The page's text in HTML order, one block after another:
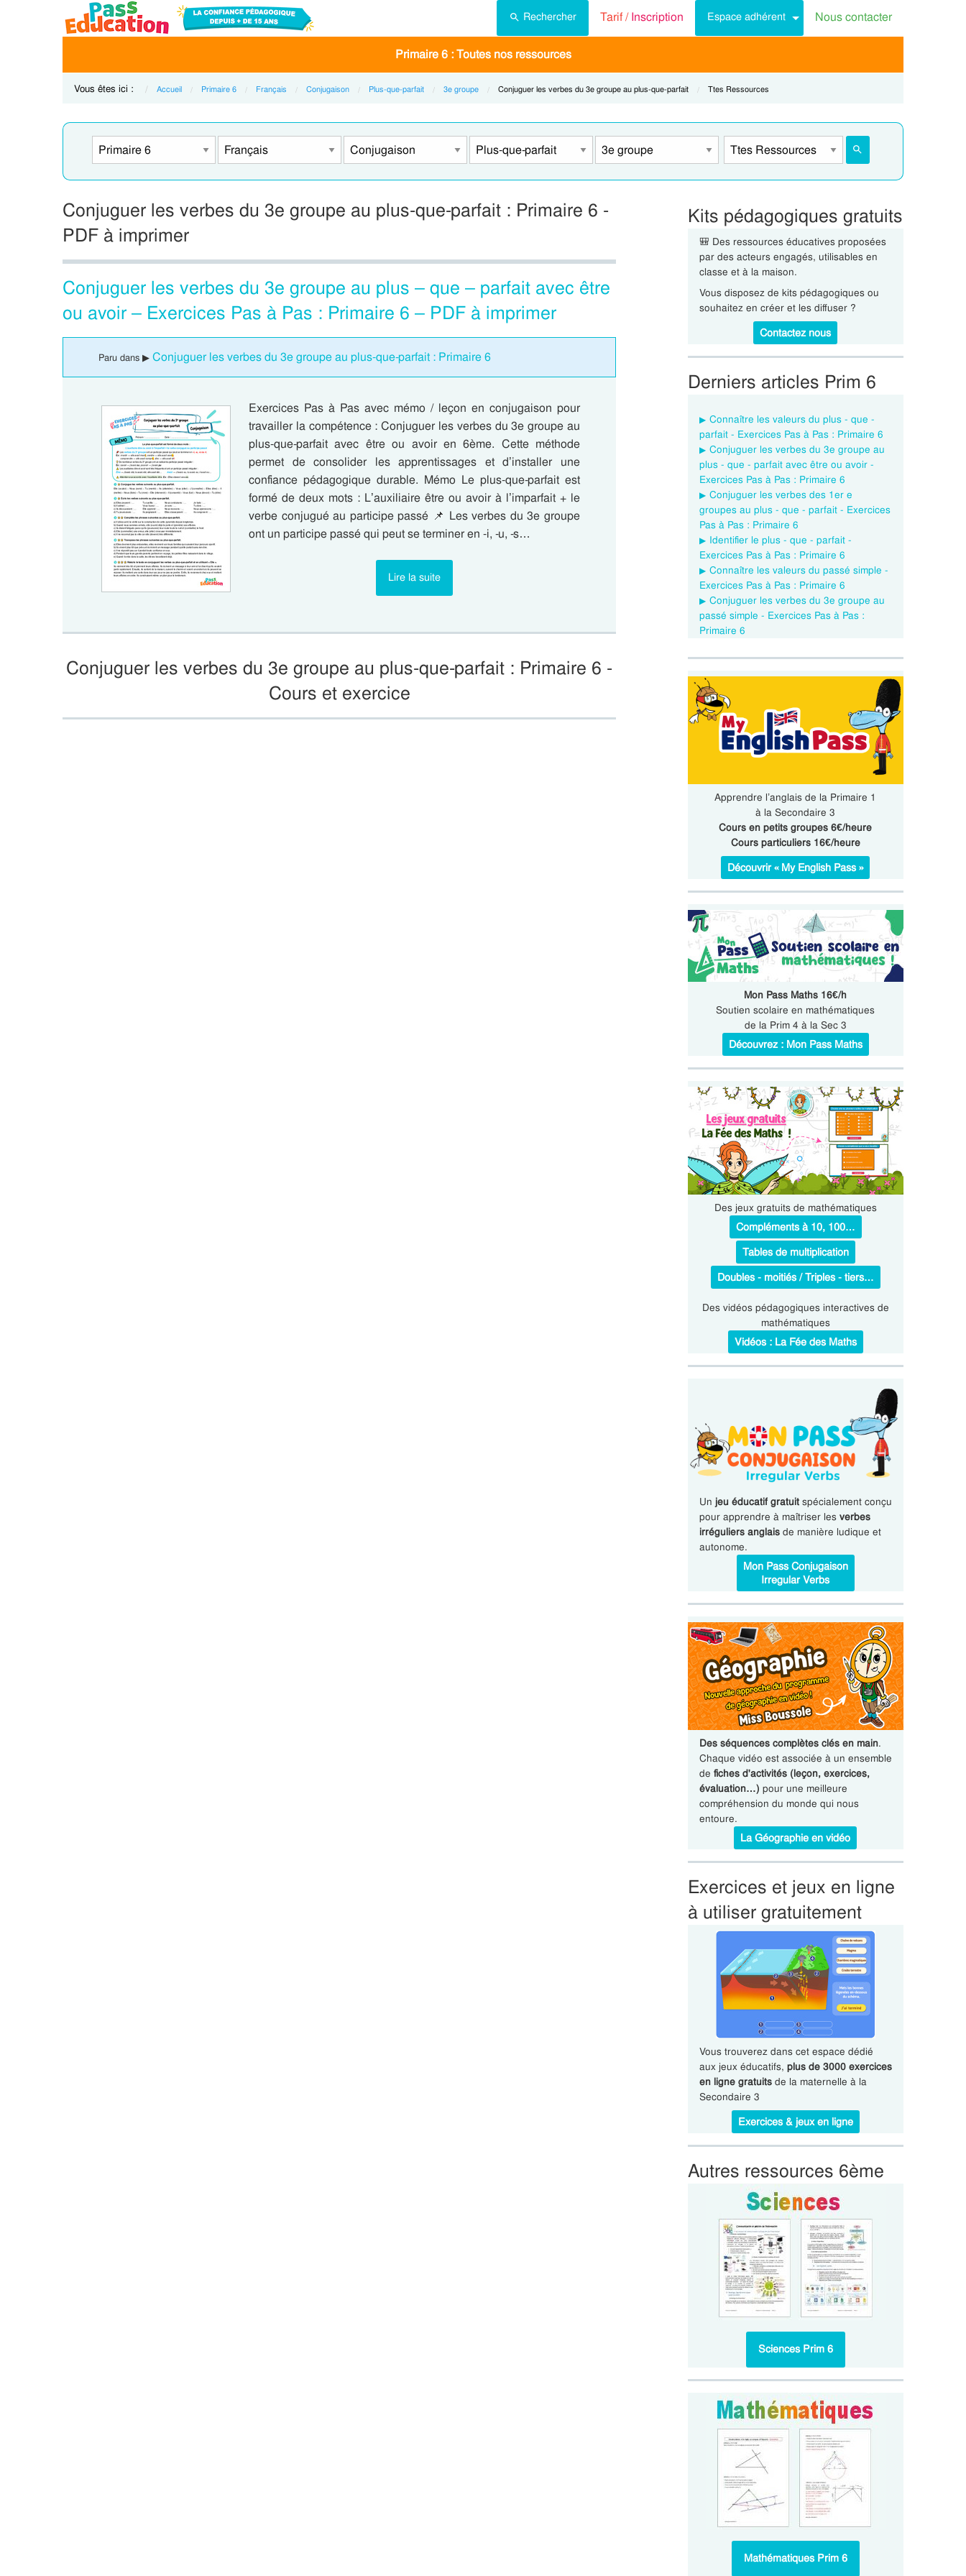
Rechercher Tarif /Inscription Espace adhérent Nous contacter
Primaire 6 : Toutes nos ressources
Vous êtes ici : Accueil Primaire 6 Français Conjugaison Plus-que-parfait 3e groupe Current:
Conjuguer les verbes du 3e groupe au plus-que-parfait Current:
Ttes Ressources
Conjuguer les verbes du 3e groupe au plus-que-parfait : Primaire 6 -
PDF à imprimer
Conjuguer les verbes du 3e groupe au plus – que – parfait avec être
ou avoir – Exercices Pas à Pas : Primaire 6 – PDF à imprimer
Paru dans ▶ Conjuguer les verbes du 3e groupe au plus-que-parfait : Primaire 6
Exercices Pas à Pas avec mémo / leçon en conjugaison pour
travailler la compétence : Conjuguer les verbes du 3e groupe au
plus-que-parfait avec être ou avoir en 6ème. Cette méthode
permet de consolider les apprentissages et d’installer une
confiance pédagogique durable. Mémo Le plus-que-parfait est
formé de deux mots : L’auxiliaire être ou avoir à l’imparfait + le
verbe conjugué au participe passé 📌 Les verbes du 3e groupe
ont un participe passé qui peut se terminer en -i, -u, -s…
Lire la suite
Conjuguer les verbes du 3e groupe au plus-que-parfait : Primaire 6 -
Cours et exercice
Kits pédagogiques gratuits
🎒 Des ressources éducatives proposées
par des acteurs engagés, utilisables en
classe et à la maison.
Vous disposez de kits pédagogiques ou
souhaitez en créer et les diffuser ?
Contactez nous
Derniers articles Prim 6
Connaître les valeurs du plus - que -
parfait - Exercices Pas à Pas : Primaire 6
Conjuguer les verbes du 3e groupe au
plus - que - parfait avec être ou avoir -
Exercices Pas à Pas : Primaire 6
Conjuguer les verbes des 1er e
groupes au plus - que - parfait - Exercices
Pas à Pas : Primaire 6
Identifier le plus - que - parfait -
Exercices Pas à Pas : Primaire 6
Connaître les valeurs du passé simple -
Exercices Pas à Pas : Primaire 6
Conjuguer les verbes du 3e groupe au
passé simple - Exercices Pas à Pas :
Primaire 6
Apprendre l’anglais de la Primaire 1
à la Secondaire 3
Cours en petits groupes 6€/heure
Cours particuliers 16€/heure
Découvrir « My English Pass »
Mon Pass Maths 16€/h
Soutien scolaire en mathématiques
de la Prim 4 à la Sec 3
Découvrez : Mon Pass Maths
Des jeux gratuits de mathématiques
Compléments à 10, 100…
Tables de multiplication
Doubles - moitiés / Triples - tiers…
Des vidéos pédagogiques interactives de
mathématiques
Vidéos : La Fée des Maths
Un jeu éducatif gratuitspécialement conçu
pour apprendre à maîtriser les verbes
irréguliers anglaisde manière ludique et
autonome.
Mon Pass Conjugaison
Irregular Verbs
Des séquences complètes clés en main.
Chaque vidéo est associée à un ensemble
de fiches d'activités (leçon, exercices,
évaluation…) pour une meilleure
compréhension du monde qui nous
entoure.
La Géographie en vidéo
Exercices et jeux en ligne
à utiliser gratuitement
Vous trouverez dans cet espace dédié
aux jeux éducatifs, plus de 3000 exercices
en ligne gratuitsde la maternelle à la
Secondaire 3
Exercices & jeux en ligne
Autres ressources 6ème
Sciences Prim 6
Mathématiques Prim 6